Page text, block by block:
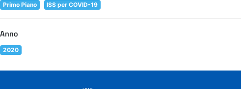
Primo Piano ISS per COVID-19
Anno
2020